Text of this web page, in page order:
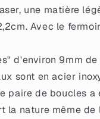
une matière
Avec le
d'environ 9mm
sont en acier
paire de boucles
la nature même